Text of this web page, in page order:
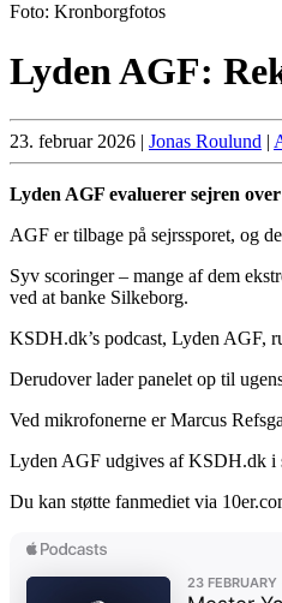
Foto: Kronborgfotos
Lyden AGF:
23. februar 2026 | Jonas Roulund |
Lyden AGF evaluerer sejren
AGF er tilbage på sejrssporet, og
Syv scoringer – mange af dem
ved at banke Silkeborg.
KSDH.dk’s podcast, Lyden AGF,
Derudover lader panelet op til
Ved mikrofonerne er Marcus
Lyden AGF udgives af KSDH.dk i
Du kan støtte fanmediet via